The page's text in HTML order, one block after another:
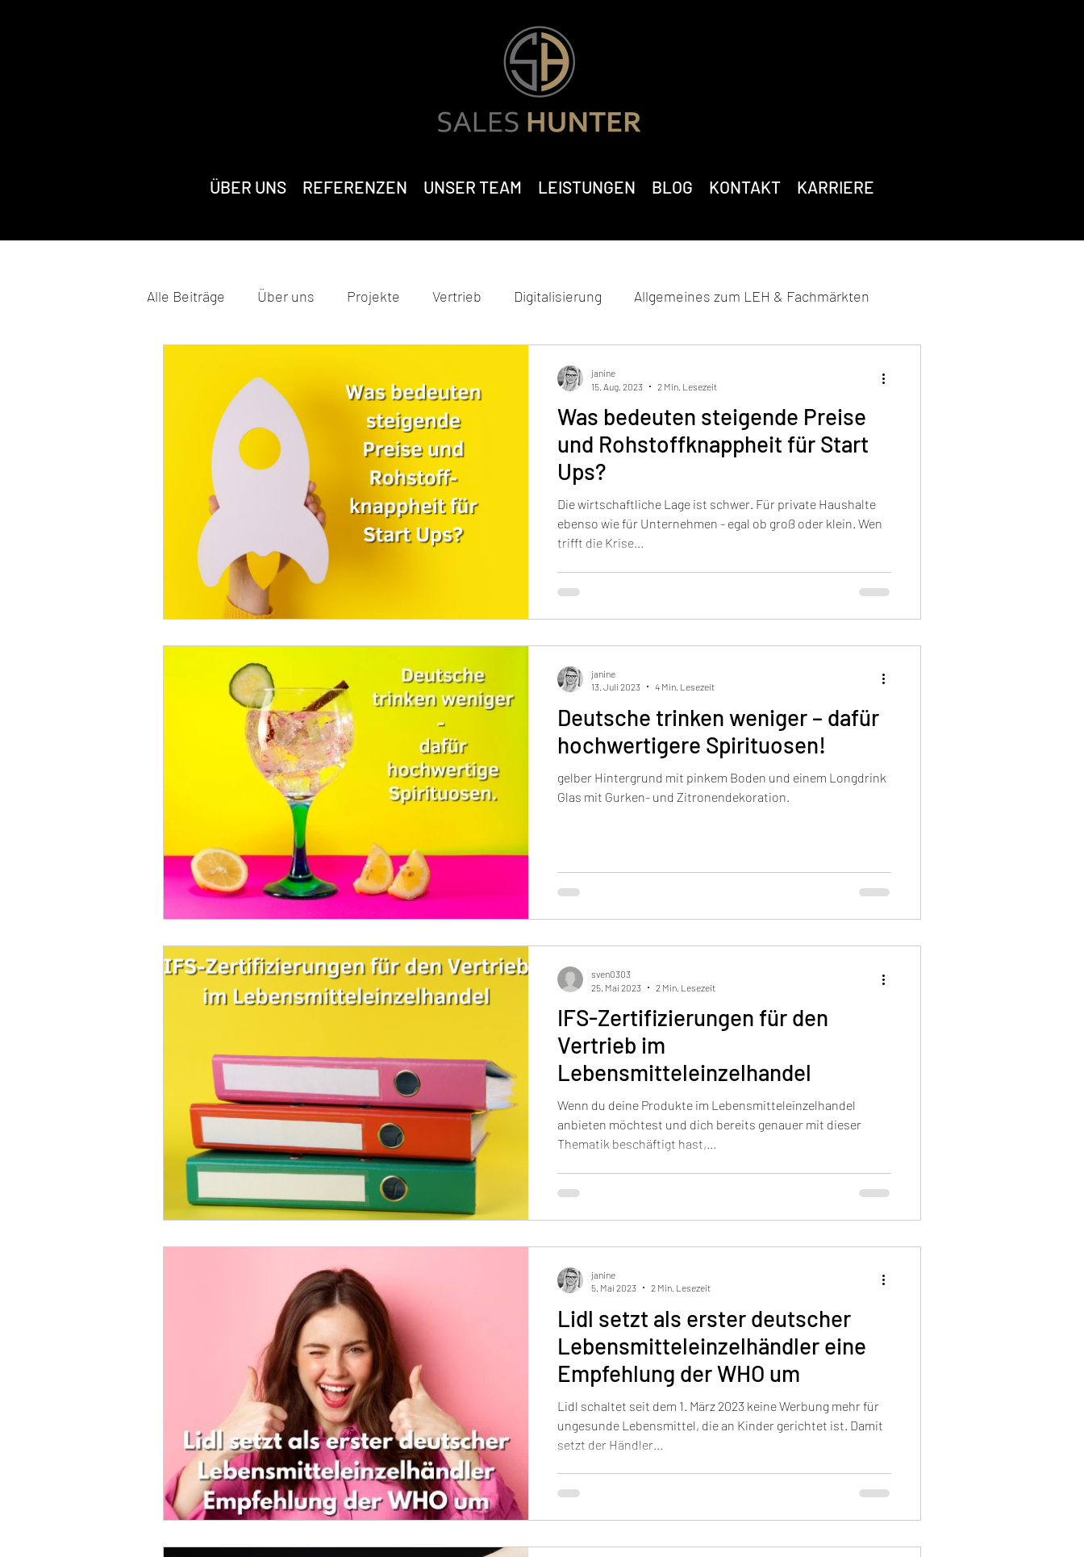
ÜBER UNS REFERENZEN UNSER TEAM LEISTUNGEN BLOG KONTAKT KARRIERE
Alle Beiträge Über uns Projekte Vertrieb Digitalisierung Allgemeines zum LEH & Fachmärkten
Was bedeuten steigende Preise
und Rohstoffknappheit für Start
Ups?
Die wirtschaftliche Lage ist schwer. Für private Haushalte
ebenso wie für Unternehmen - egal ob groß oder klein. Wen
trifft die Krise...
janine
15. Aug. 2023
2 Min. Lesezeit
Deutsche trinken weniger – dafür
hochwertigere Spirituosen!
gelber Hintergrund mit pinkem Boden und einem Longdrink
Glas mit Gurken- und Zitronendekoration.
janine
13. Juli 2023
4 Min. Lesezeit
IFS-Zertifizierungen für den
Vertrieb im
Lebensmitteleinzelhandel
Wenn du deine Produkte im Lebensmitteleinzelhandel
anbieten möchtest und dich bereits genauer mit dieser
Thematik beschäftigt hast,...
sven0303
25. Mai 2023
2 Min. Lesezeit
Lidl setzt als erster deutscher
Lebensmitteleinzelhändler eine
Empfehlung der WHO um
Lidl schaltet seit dem 1. März 2023 keine Werbung mehr für
ungesunde Lebensmittel, die an Kinder gerichtet ist. Damit
setzt der Händler...
janine
5. Mai 2023
2 Min. Lesezeit